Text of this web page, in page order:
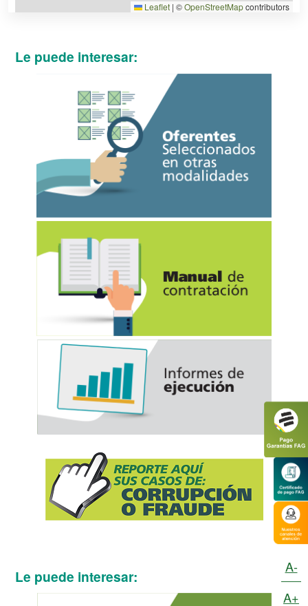
Leaflet | ©OpenStreetMapcontributors
Le puede interesar:
Le puede interesar:
A-
A+